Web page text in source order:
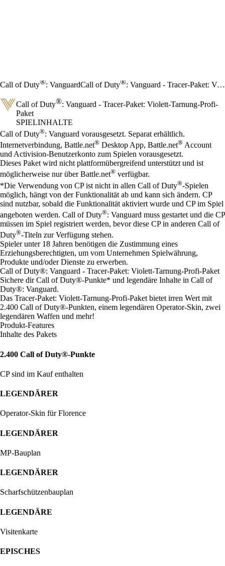
Call of Duty®: VanguardCall of Duty®: Vanguard - Tracer-Paket: Violett-Tarnung-Profi-Paket
Call of Duty®: Vanguard - Tracer-Paket: Violett-Tarnung-Profi-
Paket
SPIELINHALTE
Preis
Available actions
Call of Duty®: Vanguard vorausgesetzt. Separat erhältlich.
Internetverbindung, Battle.net® Desktop App, Battle.net® Account
und Activision-Benutzerkonto zum Spielen vorausgesetzt.
Dieses Paket wird nicht plattformübergreifend unterstützt und ist
möglicherweise nur über Battle.net® verfügbar.
*Die Verwendung von CP ist nicht in allen Call of Duty®-Spielen
möglich, hängt von der Funktionalität ab und kann sich ändern. CP
sind nutzbar, sobald die Funktionalität aktiviert wurde und CP im Spiel
angeboten werden. Call of Duty®: Vanguard muss gestartet und die CP
müssen im Spiel registriert werden, bevor diese CP in anderen Call of
Duty®-Titeln zur Verfügung stehen.
Spieler unter 18 Jahren benötigen die Zustimmung eines
Erziehungsberechtigten, um vom Unternehmen Spielwährung,
Produkte und/oder Dienste zu erwerben.
Call of Duty®: Vanguard - Tracer-Paket: Violett-Tarnung-Profi-Paket
Sichere dir Call of Duty®-Punkte* und legendäre Inhalte in Call of
Duty®: Vanguard.
Das Tracer-Paket: Violett-Tarnung-Profi-Paket bietet irren Wert mit
2.400 Call of Duty®-Punkten, einem legendären Operator-Skin, zwei
legendären Waffen und mehr!
Produkt-Features
Inhalte des Pakets
2.400 Call of Duty®-Punkte
CP sind im Kauf enthalten
LEGENDÄRER
Operator-Skin für Florence
LEGENDÄRER
MP-Bauplan
LEGENDÄRER
Scharfschützenbauplan
LEGENDÄRE
Visitenkarte
EPISCHES